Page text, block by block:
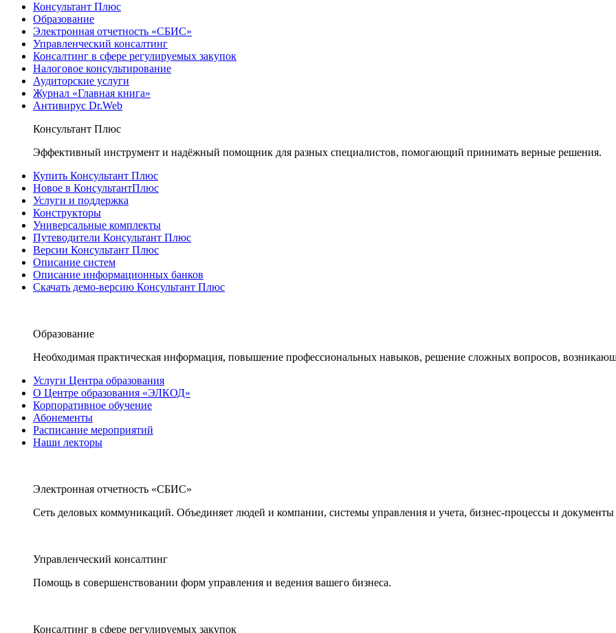
Консультант Плюс
Образование
Электронная отчетность «СБИС»
Управленческий консалтинг
Консалтинг в сфере регулируемых закупок
Налоговое консультирование
Аудиторские услуги
Журнал «Главная книга»
Антивирус Dr.Web
Консультант Плюс
Эффективный инструмент и надёжный помощник для разных специалистов, помогающий принимать верные решения.
Купить Консультант Плюс
Новое в КонсультантПлюс
Услуги и поддержка
Конструкторы
Универсальные комплекты
Путеводители Консультант Плюс
Версии Консультант Плюс
Описание систем
Описание информационных банков
Скачать демо-версию Консультант Плюс
Образование
Необходимая практическая информация, повышение профессиональных навыков, решение сложных вопросов,
Услуги Центра образования
О Центре образования «ЭЛКОД»
Корпоративное обучение
Абонементы
Расписание мероприятий
Наши лекторы
Электронная отчетность «СБИС»
Сеть деловых коммуникаций. Объединяет людей и компании, системы управления и учета, бизнес-процессы и документы
Управленческий консалтинг
Помощь в совершенствовании форм управления и ведения вашего бизнеса.
Консалтинг в сфере регулируемых закупок